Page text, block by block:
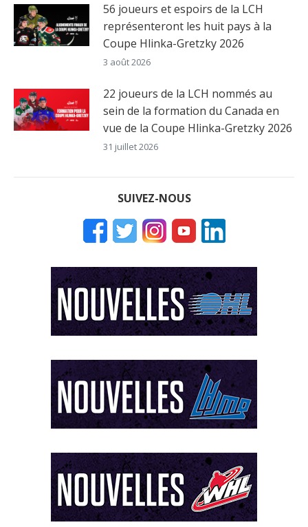
56 joueurs et espoirs de la LCH
représenteront les huit pays à la
Coupe Hlinka-Gretzky 2026
3 août 2026
22 joueurs de la LCH nommés au
sein de la formation du Canada en
vue de la Coupe Hlinka-Gretzky 2026
31 juillet 2026
SUIVEZ-NOUS